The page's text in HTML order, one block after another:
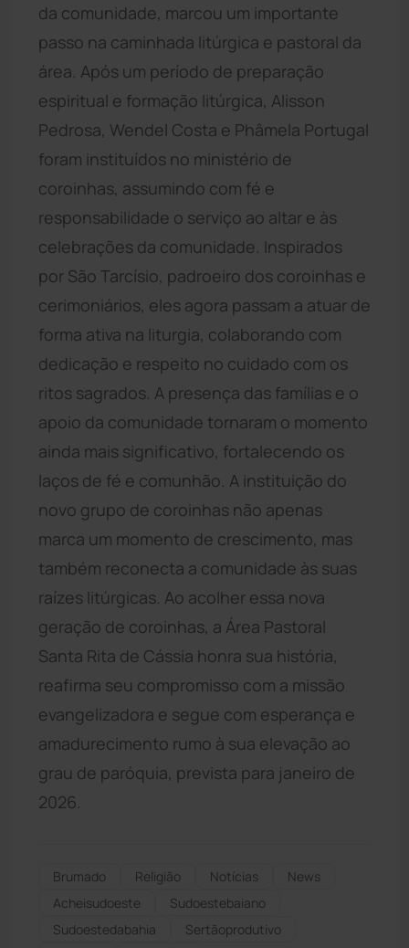
da comunidade, marcou um importante
passo na caminhada litúrgica e pastoral da
área. Após um período de preparação
espiritual e formação litúrgica, Alisson
Pedrosa, Wendel Costa e Phâmela Portugal
foram instituídos no ministério de
coroinhas, assumindo com fé e
responsabilidade o serviço ao altar e às
celebrações da comunidade. Inspirados
por São Tarcísio, padroeiro dos coroinhas e
cerimoniários, eles agora passam a atuar de
forma ativa na liturgia, colaborando com
dedicação e respeito no cuidado com os
ritos sagrados. A presença das famílias e o
apoio da comunidade tornaram o momento
ainda mais significativo, fortalecendo os
laços de fé e comunhão. A instituição do
novo grupo de coroinhas não apenas
marca um momento de crescimento, mas
também reconecta a comunidade às suas
raízes litúrgicas. Ao acolher essa nova
geração de coroinhas, a Área Pastoral
Santa Rita de Cássia honra sua história,
reafirma seu compromisso com a missão
evangelizadora e segue com esperança e
amadurecimento rumo à sua elevação ao
grau de paróquia, prevista para janeiro de
2026.
Brumado Religião Notícias
News
Acheisudoeste
Sudoestebaiano
Sudoestedabahia
Sertãoprodutivo